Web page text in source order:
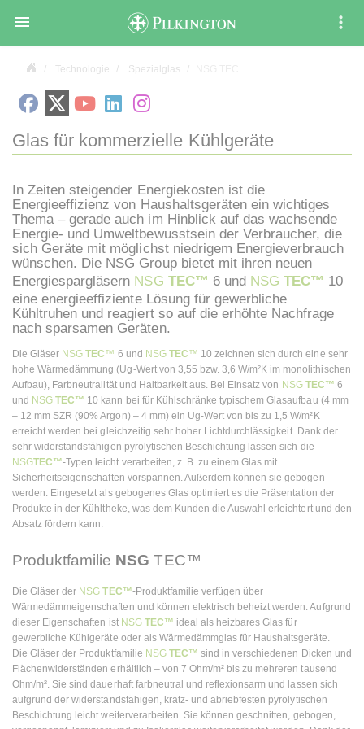

Technologie Spezialglas
Glas für kommerzielle Kühlgeräte
In Zeiten steigender Energiekosten ist die
Energieeffizienz von Haushaltsgeräten ein wichtiges
Thema – gerade auch im Hinblick auf das wachsende
Energie- und Umweltbewusstsein der Verbraucher, die
sich Geräte mit möglichst niedrigem Energieverbrauch
wünschen. Die NSG Group bietet mit ihren neuen
Energiespargläsern NSG TEC™ 6 und NSG TEC™ 10
eine energieeffiziente Lösung für gewerbliche
Kühltruhen und reagiert so auf die erhöhte Nachfrage
nach sparsamen Geräten.
Die Gläser NSGTEC™ 6 und NSG TEC™ 10 zeichnen sich durch eine sehr
hohe Wärmedämmung (Ug-Wert von 3,55 bzw. 3,6 W/m²K im monolithischen
Aufbau), Farbneutralität und Haltbarkeit aus. Bei Einsatz von NSG TEC™ 6
und NSGTEC™ 10 kann bei für Kühlschränke typischem Glasaufbau (4 mm
– 12 mm SZR (90% Argon) – 4 mm) ein Ug-Wert von bis zu 1,5 W/m²K
erreicht werden bei gleichzeitig sehr hoher Lichtdurchlässigkeit. Dank der
sehr widerstandsfähigen pyrolytischen Beschichtung lassen sich die
NSGTEC™-Typen leicht verarbeiten, z. B. zu einem Glas mit
Sicherheitseigenschaften vorspannen. Außerdem können sie gebogen
werden. Eingesetzt als gebogenes Glas optimiert es die Präsentation der
Produkte in der Kühltheke, was dem Kunden die Auswahl erleichtert und den
Absatz fördern kann.
Produktfamilie NSGTEC™
Die Gläser der NSG TEC™-Produktfamilie verfügen über
Wärmedämmeigenschaften und können elektrisch beheizt werden. Aufgrund
dieser Eigenschaften ist NSG TEC™ ideal als heizbares Glas für
gewerbliche Kühlgeräte oder als Wärmedämmglas für Haushaltsgeräte.
Die Gläser der Produktfamilie NSG TEC™ sind in verschiedenen Dicken und
Flächenwiderständen erhältlich – von 7 Ohm/m² bis zu mehreren tausend
Ohm/m². Sie sind dauerhaft farbneutral und reflexionsarm und lassen sich
aufgrund der widerstandsfähigen, kratz- und abriebfesten pyrolytischen
Beschichtung leicht weiterverarbeiten. Sie können geschnitten, gebogen,